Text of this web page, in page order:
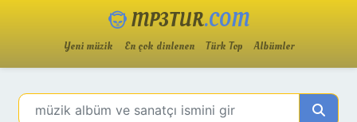
MP3TUR.COM
Yeni müzik En çok dinlenen Türk Top Albümler